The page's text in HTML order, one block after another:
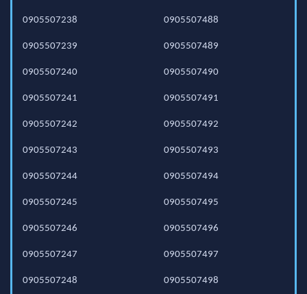
0905507238
0905507239
0905507240
0905507241
0905507242
0905507243
0905507244
0905507245
0905507246
0905507247
0905507248
0905507488
0905507489
0905507490
0905507491
0905507492
0905507493
0905507494
0905507495
0905507496
0905507497
0905507498